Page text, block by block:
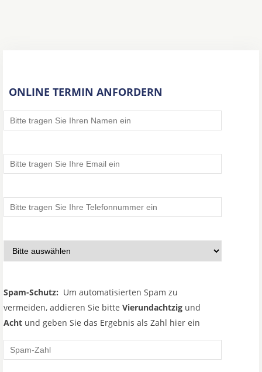
ONLINE TERMIN ANFORDERN
Spam-Schutz: Um automatisierten Spam zu
vermeiden, addieren Sie bitte Vierundachtzig und
Acht und geben Sie das Ergebnis als Zahl hier ein